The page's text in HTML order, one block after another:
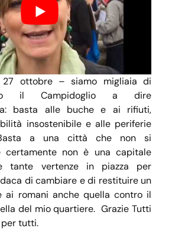
ottobre – siamo migliaia di
il Campidoglio a dire
basta alle buche e ai rifiuti,
insostenibile e alle periferie
Basta a una città che non si
certamente non è una capitale
tante vertenze in piazza per
di cambiare e di restituire un
ai romani anche quella contro il
del mio quartiere. Grazie Tutti
per tutti.